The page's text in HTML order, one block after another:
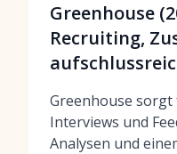
Greenhouse
Recruiting,
Greenhouse
Interviews und
Analysen und